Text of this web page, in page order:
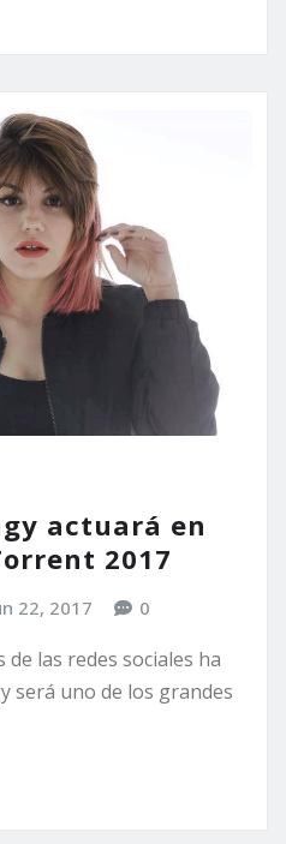
actuará en
2017
22, 2017 0
las redes sociales ha
será uno de los grandes